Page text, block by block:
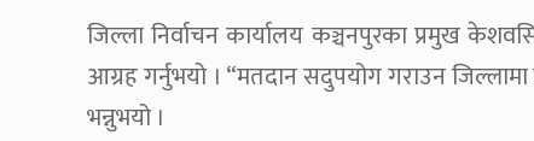
जिल्ला निर्वाचन कार्यालय कञ्चनपुरका प्रमुख
आग्रह गर्नुभयो । “मतदान सदुपयोग गराउन जिल्लामा
भन्नुभयो ।